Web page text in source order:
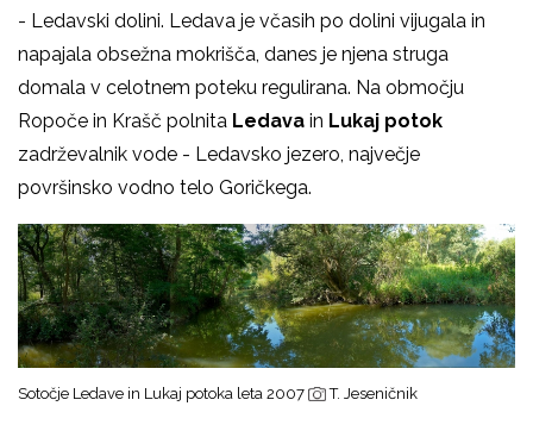
- Ledavski dolini. Ledava je včasih po dolini vijugala in
napajala obsežna mokrišča, danes je njena struga
domala v celotnem poteku regulirana. Na območju
Ropoče in Krašč polnita Ledava in Lukaj potok
zadrževalnik vode - Ledavsko jezero, največje
površinsko vodno telo Goričkega.
Sotočje Ledave in Lukaj potoka leta 2007 T. Jeseničnik